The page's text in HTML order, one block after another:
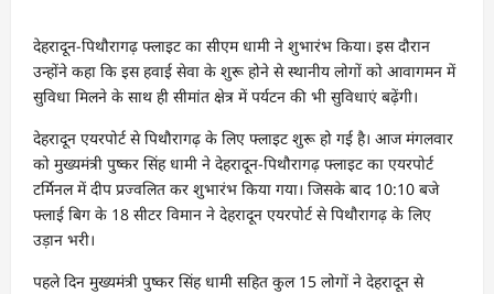
देहरादून-पिथौरागढ़ फ्लाइट का सीएम धामी ने शुभारंभ किया। इस दौरान
उन्होंने कहा कि इस हवाई सेवा के शुरू होने से स्थानीय लोगों को आवागमन में
सुविधा मिलने के साथ ही सीमांत क्षेत्र में पर्यटन की भी सुविधाएं बढ़ेंगी।
देहरादून एयरपोर्ट से पिथौरागढ़ के लिए फ्लाइट शुरू हो गई है। आज मंगलवार
को मुख्यमंत्री पुष्कर सिंह धामी ने देहरादून-पिथौरागढ़ फ्लाइट का एयरपोर्ट
टर्मिनल में दीप प्रज्वलित कर शुभारंभ किया गया। जिसके बाद 10:10 बजे
फ्लाई बिग के 18 सीटर विमान ने देहरादून एयरपोर्ट से पिथौरागढ़ के लिए
उड़ान भरी।
पहले दिन मुख्यमंत्री पुष्कर सिंह धामी सहित कुल 15 लोगों ने देहरादून से